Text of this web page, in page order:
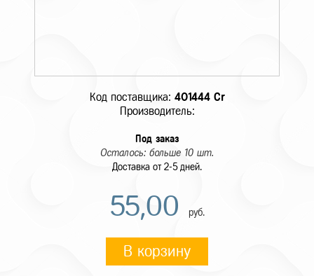
Код поставщика: 401444 Cr
Производитель:
Под заказ
Осталось: больше 10 шт.
Доставка от 2-5 дней.
55,00 руб.
В корзину